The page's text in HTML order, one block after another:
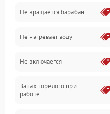
Слив
Программное обеспечение
Не вращается барабан
Не нагревает воду
Не включается
Запах горелого при
работе